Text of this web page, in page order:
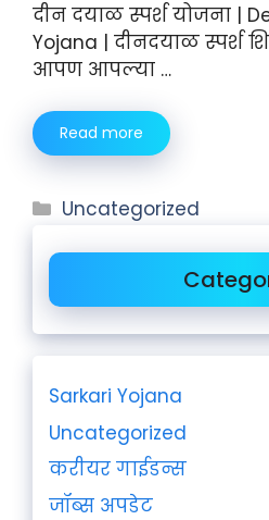
दीन दयाळ स्पर्श योजना |
Yojana | दीनदयाळ स्पर्श
आपण आपल्या …
Read more
Uncategorized
Sarkari Yojana
Uncategorized
करीयर गाईडन्स
जॉब्स अपडेट